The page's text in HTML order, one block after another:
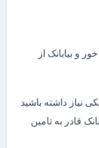
و بیابانک از
نیاز داشته باشید
قادر به تامین